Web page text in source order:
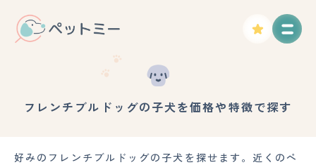
フレンチブルドッグの子犬を価格や特徴で探す
好みのフレンチブルドッグの子犬を探せます。近くのペ